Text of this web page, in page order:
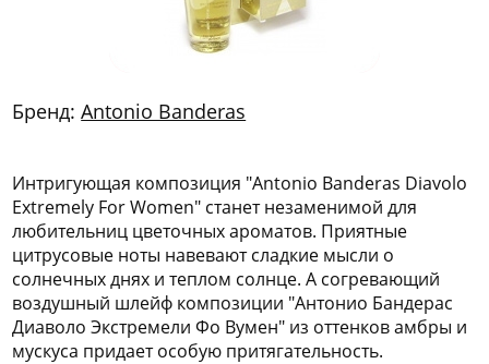
Бренд:Antonio Banderas
Интригующая композиция "Antonio Banderas Diavolo
Extremely For Women" станет незаменимой для
любительниц цветочных ароматов. Приятные
цитрусовые ноты навевают сладкие мысли о
солнечных днях и теплом солнце. А согревающий
воздушный шлейф композиции "Антонио Бандерас
Диаволо Экстремели Фо Вумен" из оттенков амбры и
мускуса придает особую притягательность.